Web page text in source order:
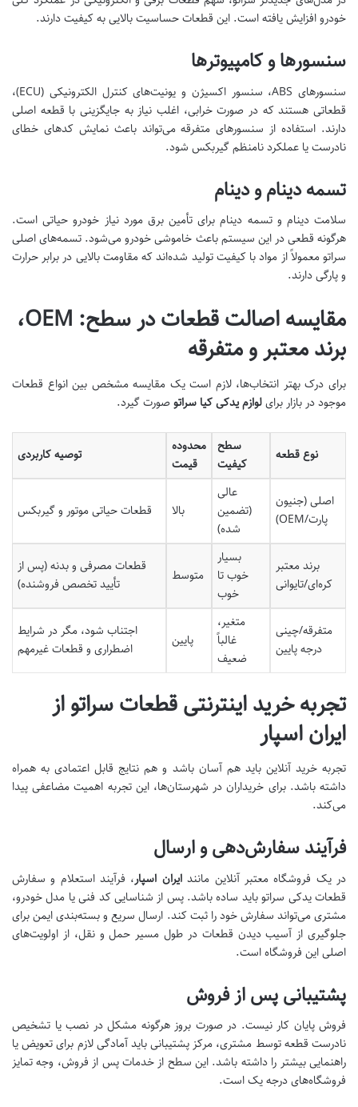
خودرو افزایش یافته است. این قطعات حساسیت بالایی به کیفیت دارند.
سنسورها و کامپیوترها
سنسورهای ABS، سنسور اکسیژن و یونیت‌های کنترل الکترونیکی (ECU)،
قطعاتی هستند که در صورت خرابی، اغلب نیاز به جایگزینی با قطعه اصلی
دارند. استفاده از سنسورهای متفرقه می‌تواند باعث نمایش کدهای خطای
نادرست یا عملکرد نامنظم گیربکس شود.
تسمه دینام و دینام
سلامت دینام و تسمه دینام برای تأمین برق مورد نیاز خودرو حیاتی است.
هرگونه قطعی در این سیستم باعث خاموشی خودرو می‌شود. تسمه‌های اصلی
سراتو معمولاً از مواد با کیفیت تولید شده‌اند که مقاومت بالایی در برابر حرارت
و پارگی دارند.
مقایسه اصالت قطعات در سطح: OEM،
برند معتبر و متفرقه
برای درک بهتر انتخاب‌ها، لازم است یک مقایسه مشخص بین انواع قطعات
موجود در بازار برایلوازم یدکی کیا سراتو صورت گیرد.
نوع قطعه
سطح
کیفیت
محدوده
قیمت
توصیه کاربردی
اصلی (جنیون
پارت/OEM)
عالی
(تضمین
شده)
بالا قطعات حیاتی موتور و گیربکس
برند معتبر
کره‌ای/تایوانی
بسیار
خوب تا
خوب
متوسط
قطعات مصرفی و بدنه (پس از
تأیید تخصص فروشنده)
متفرقه/چینی
درجه پایین
متغیر،
غالباً
ضعیف
پایین
اجتناب شود، مگر در شرایط
اضطراری و قطعات غیرمهم
تجربه خرید اینترنتی قطعات سراتو از
ایران اسپار
تجربه خرید آنلاین باید هم آسان باشد و هم نتایج قابل اعتمادی به همراه
داشته باشد. برای خریداران در شهرستان‌ها، این تجربه اهمیت مضاعفی پیدا
می‌کند.
فرآیند سفارش‌دهی و ارسال
در یک فروشگاه معتبر آنلاین مانندایران اسپار، فرآیند استعلام و سفارش
قطعات یدکی سراتو باید ساده باشد. پس از شناسایی کد فنی یا مدل خودرو،
مشتری می‌تواند سفارش خود را ثبت کند. ارسال سریع و بسته‌بندی ایمن برای
جلوگیری از آسیب دیدن قطعات در طول مسیر حمل و نقل، از اولویت‌های
اصلی این فروشگاه است.
پشتیبانی پس از فروش
فروش پایان کار نیست. در صورت بروز هرگونه مشکل در نصب یا تشخیص
نادرست قطعه توسط مشتری، مرکز پشتیبانی باید آمادگی لازم برای تعویض یا
راهنمایی بیشتر را داشته باشد. این سطح از خدمات پس از فروش، وجه تمایز
فروشگاه‌های درجه یک است.